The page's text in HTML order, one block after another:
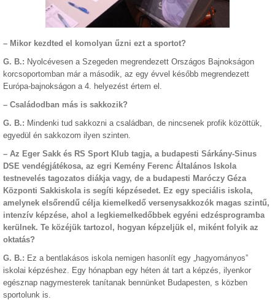
– Mikor kezdted el komolyan űzni ezt a sportot?
G. B.: Nyolcévesen a Szegeden megrendezett Országos Bajnokságon
korcsoportomban már a második, az egy évvel később megrendezett
Európa-bajnokságon a 4. helyezést értem el.
– Családodban más is sakkozik?
G. B.: Mindenki tud sakkozni a családban, de nincsenek profik közöttük,
egyedül én sakkozom ilyen szinten.
– Az Eger Sakk és RS Sport Klub tagja, a budapesti Sárkány-Sinus
DSE vendégjátékosa, az egri Kemény Ferenc Általános Iskola
testnevelés tagozatos diákja vagy, de a budapesti Maróczy Géza
Központi Sakkiskola is segíti képzésedet. Ez egy speciális iskola,
amelynek elsőrendű célja kiemelkedő versenysakkozók magas szintű,
intenzív képzése, ahol a legkiemelkedőbbek egyéni edzésprogramba
kerülnek. Te közéjük tartozol, hogyan képzeljük el, miként folyik az
oktatás?
G. B.: Ez a bentlakásos iskola nemigen hasonlít egy „hagyományos”
iskolai képzéshez. Egy hónapban egy héten át tart a képzés, ilyenkor
egésznap nagymesterek tanítanak bennünket Budapesten, s közben
sportolunk is.